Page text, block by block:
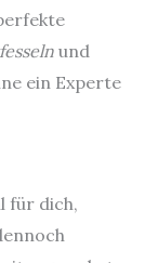
und
ein Experte
für dich,